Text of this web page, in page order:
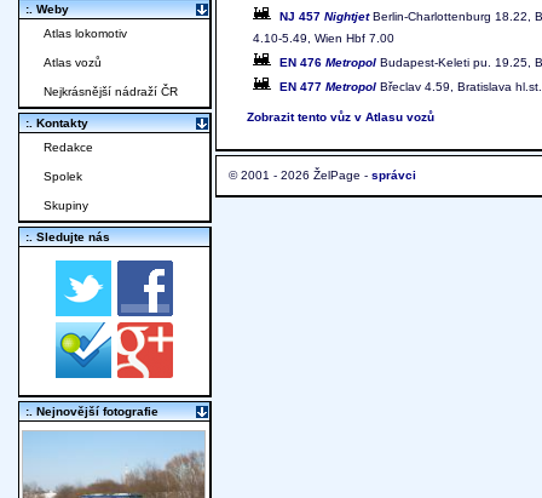
NJ 457 NightjetBerlin-Charlottenburg 18.22,
4.10-5.49, Wien Hbf 7.00
EN 476 Metropol Budapest-Keleti pu. 19.25,
EN 477 Metropol Břeclav 4.59, Bratislava
Zobrazit tento vůz v Atlasu vozů
© 2001 - 2026 ŽelPage - správci
:. Weby
Atlas lokomotiv
Atlas vozů
Nejkrásnější nádraží ČR
:. Kontakty
Redakce
Spolek
Skupiny
:. Sledujte nás
:. Nejnovější fotografie